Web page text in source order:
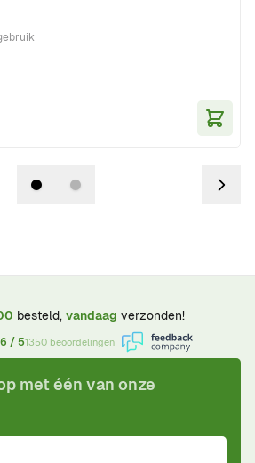
besteld, vandaag verzonden!
/ 51350 beoordelingen
met één van onze